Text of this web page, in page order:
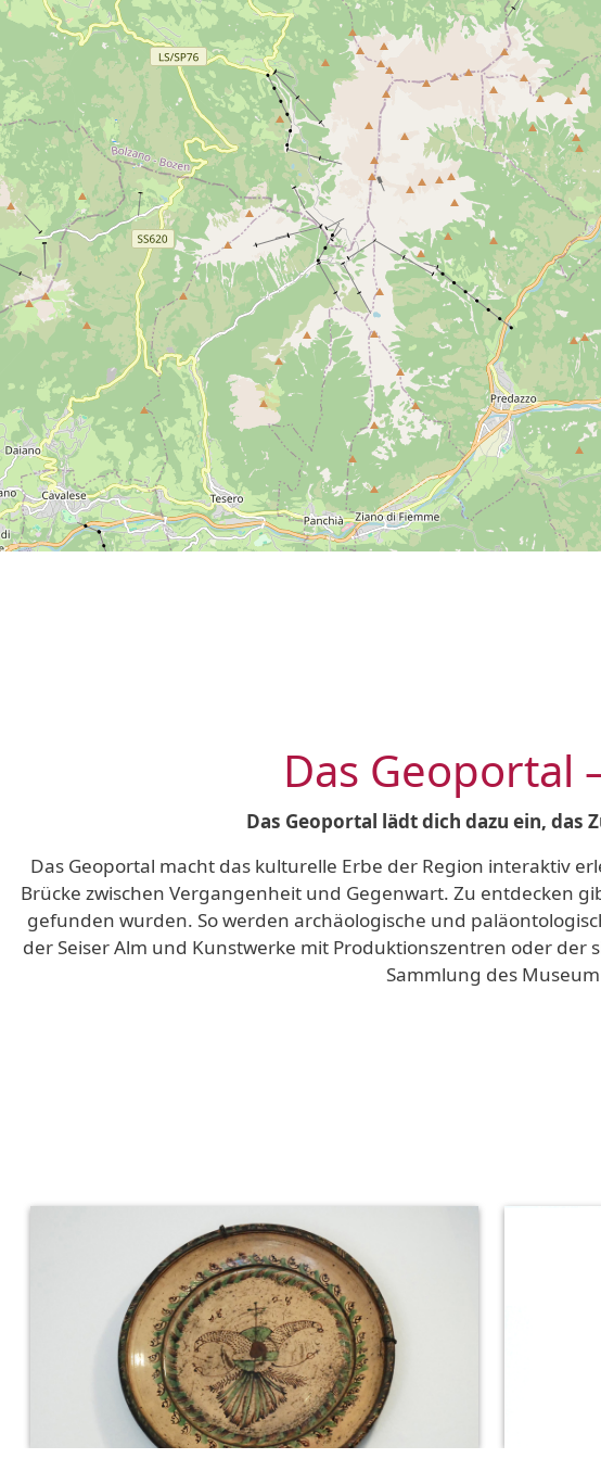
Das Geoportal
Das Geoportal lädt dich dazu ein,
Das Geoportal macht das kulturelle Erbe der Region interaktiv
Brücke zwischen Vergangenheit und Gegenwart. Zu entdecken
gefunden wurden. So werden archäologische und
der Seiser Alm und Kunstwerke mit Produktionszentren oder
Sammlung des